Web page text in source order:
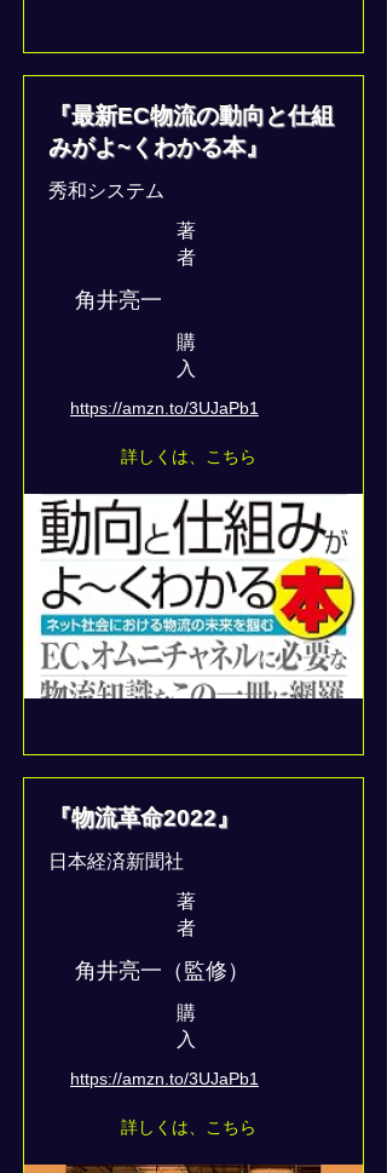
『最新EC物流の動向と仕組
みがよ~くわかる本』
秀和システム
著
者
角井亮一
​購
入
https://amzn.to/3UJaPb1
詳しくは、こちら
『物流革命2022』
日本経済新聞社
著
者
角井亮一（監修）
​購
入
https://amzn.to/3UJaPb1
詳しくは、こちら